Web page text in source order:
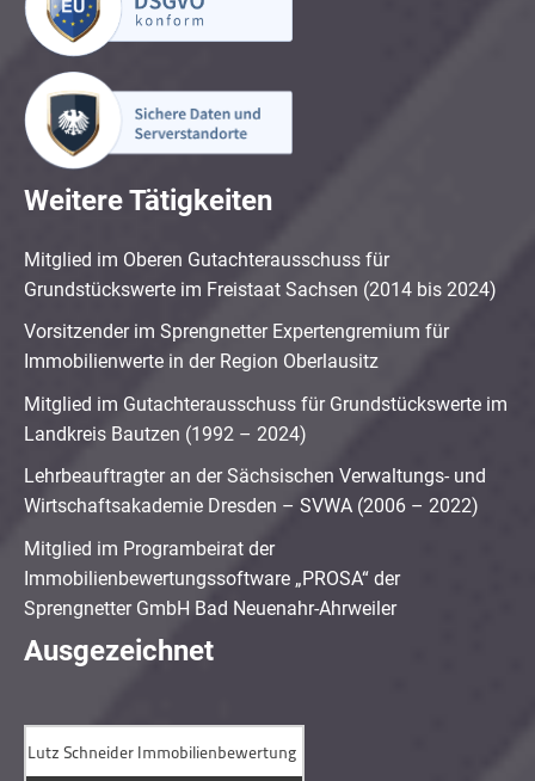
Weitere Tätigkeiten
Mitglied im Oberen Gutachterausschuss für
Grundstückswerte im Freistaat Sachsen (2014 bis 2024)
Vorsitzender im Sprengnetter Expertengremium für
Immobilienwerte in der Region Oberlausitz
Mitglied im Gutachterausschuss für Grundstückswerte im
Landkreis Bautzen (1992 – 2024)
Lehrbeauftragter an der Sächsischen Verwaltungs- und
Wirtschaftsakademie Dresden – SVWA (2006 – 2022)
Mitglied im Programbeirat der
Immobilienbewertungssoftware „PROSA“ der
Sprengnetter GmbH Bad Neuenahr-Ahrweiler
Ausgezeichnet